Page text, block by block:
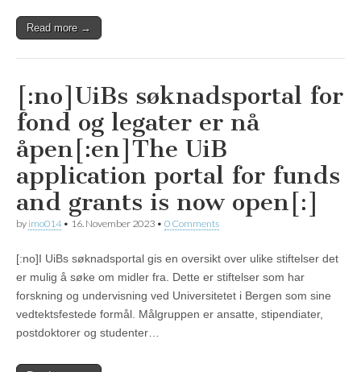
Read more →
[:no]UiBs søknadsportal for
fond og legater er nå
åpen[:en]The UiB
application portal for funds
and grants is now open[:]
by imo014• 16. November 2023 • 0 Comments
[:no]I UiBs søknadsportal gis en oversikt over ulike stiftelser det
er mulig å søke om midler fra. Dette er stiftelser som har
forskning og undervisning ved Universitetet i Bergen som sine
vedtektsfestede formål. Målgruppen er ansatte, stipendiater,
postdoktorer og studenter…